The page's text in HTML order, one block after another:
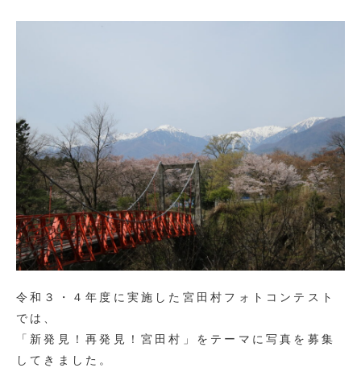
令和３・４年度に実施した宮田村フォトコンテスト
では、
「新発見！再発見！宮田村」をテーマに写真を募集
してきました。